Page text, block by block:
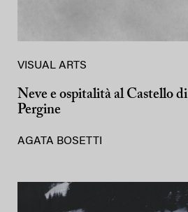
VISUAL ARTS
Neve e ospitalità al Castello di
Pergine
AGATA BOSETTI